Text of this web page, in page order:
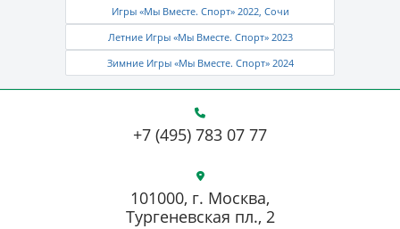
Игры «Мы Вместе. Спорт» 2022, Сочи
Летние Игры «Мы Вместе. Спорт» 2023
Зимние Игры «Мы Вместе. Спорт» 2024
+7 (495) 783 07 77
101000, г. Москва,
Тургеневская пл., 2